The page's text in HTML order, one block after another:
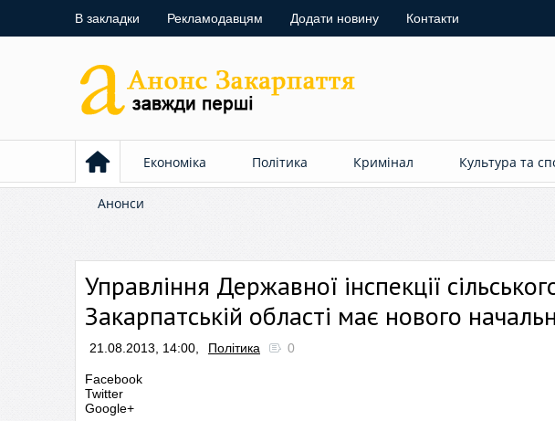
В закладки Рекламодавцям Додати новину Контакти
Економіка Політика Кримінал Культура та
Анонси
Управління Державної інспекції
Закарпатській області має нового
21.08.2013, 14:00, Політика 0
Facebook
Twitter
Google+